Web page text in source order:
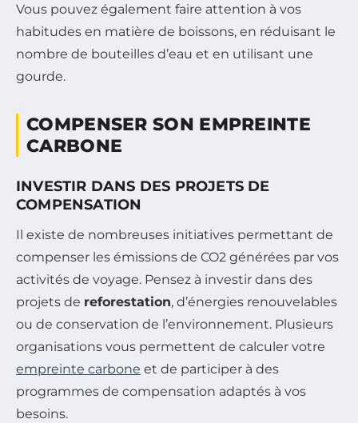
Vous pouvez également faire attention à vos
habitudes en matière de boissons, en réduisant le
nombre de bouteilles d’eau et en utilisant une
gourde.
COMPENSER SON EMPREINTE
CARBONE
INVESTIR DANS DES PROJETS DE
COMPENSATION
Il existe de nombreuses initiatives permettant de
compenser les émissions de CO2 générées par vos
activités de voyage. Pensez à investir dans des
projets de reforestation, d’énergies renouvelables
ou de conservation de l’environnement. Plusieurs
organisations vous permettent de calculer votre
empreinte carbone et de participer à des
programmes de compensation adaptés à vos
besoins.